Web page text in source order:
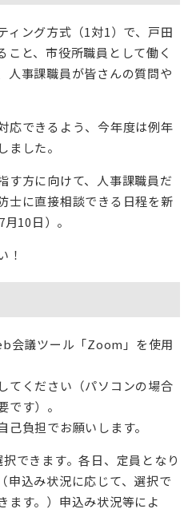
ィング方式（1対1）で、戸田
こと、市役所職員として働く
人事課職員が皆さんの質問や
応できるよう、今年度は例年
ました。
す方に向けて、人事課職員だ
士に直接相談できる日程を新
10日）。
！
会議ツール「Zoom」を使用
てください（パソコンの場合
です）。
負担でお願いします。
できます。各日、定員となり
申込み状況に応じて、選択で
ます。）申込み状況等によ